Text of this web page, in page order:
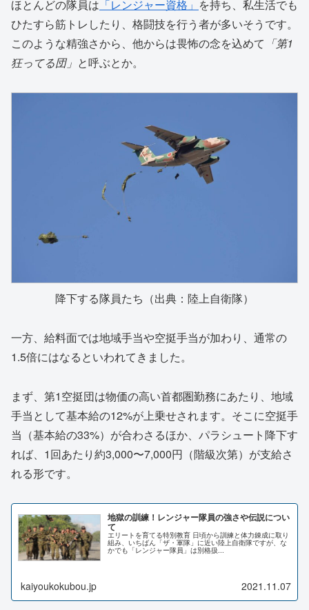
ほとんどの隊員は 「レンジャー資格」 を持ち、私生活でも
ひたすら筋トレしたり、格闘技を行う者が多いそうです。
このような精強さから、他からは畏怖の念を込めて 「第1
狂ってる団」 と呼ぶとか。
降下する隊員たち（出典：陸上自衛隊）
一方、給料面では地域手当や空挺手当が加わり、通常の
1.5倍にはなるといわれてきました。
まず、第1空挺団は物価の高い首都圏勤務にあたり、地域
手当として基本給の12%が上乗せされます。そこに空挺手
当（基本給の33%）が合わさるほか、パラシュート降下す
れば、1回あたり約3,000〜7,000円（階級次第）が支給さ
れる形です。
地獄の訓練！レンジャー隊員の強さや伝説につい
て
エリートを育てる特別教育 日頃から訓練と体力錬成に取り
組み、いちばん「ザ・軍隊」に近い陸上自衛隊ですが、な
かでも「レンジャー隊員」は別格扱...
kaiyoukokubou.jp 2021.11.07